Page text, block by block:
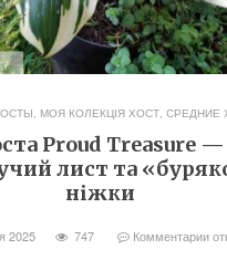
, МОЯ КОЛЕКЦІЯ ХОСТ, СРЕДНИЕ
Proud Treasure —
лист та
ніжки
2025 747 Комментарии